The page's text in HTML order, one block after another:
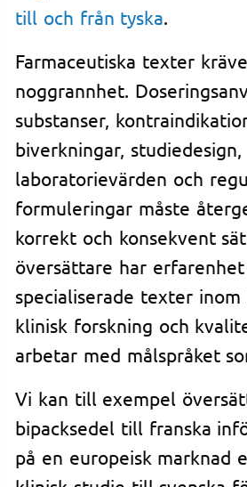
till och från tyska.
Farmaceutiska texter
noggrannhet.
substanser,
biverkningar, studiedesign,
laboratorievärden och
formuleringar måste
korrekt och konsekvent
översättare har erfarenhet
specialiserade texter inom
klinisk forskning och
arbetar med målspråket
Vi kan till exempel
bipacksedel till franska
på en europeisk marknad